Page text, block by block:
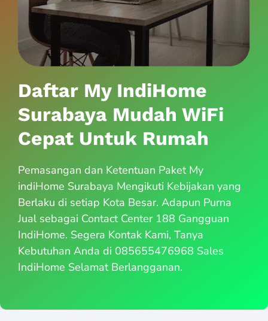
Daftar My IndiHome
Surabaya Mudah WiFi
Cepat Untuk Rumah
Pemasangan dan Ketentuan Paket My
indiHome Surabaya Mengikuti Kebijakan yang
Berlaku di setiap Kota Besar. Adapun Purna
Jual sebagai Contact Center 188 Gangguan
IndiHome. Segera Kontak Kami, Tanya
Kebutuhan Anda di 085655476968 Sales
IndiHome Selamat Berlangganan.